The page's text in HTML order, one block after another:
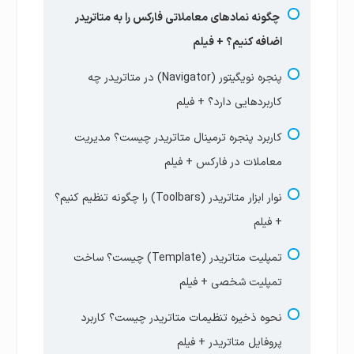
با چقدر سرمایه در فارکس معامله کنیم؟ حداقل
سرمایه مناسب ترید چقدره؟+ فیلم
قیمت جفت ارز فارکس چیست؟ پوینت و پیپ در
بازار فارکس + فیلم
آزمون جامع جلسه دوم | سواپ
چگونه نمادهای معاملاتی فارکس را به متاتریدر
اضافه کنیم؟ + فیلم
پنجره نویگیتور (Navigator) در متاتریدر چه
کاربردهایی دارد؟ + فیلم
کاربرد پنجره ترمینال متاتریدر چیست؟ مدیریت
معاملات در فارکس + فیلم
نوار ابزار متاتریدر (Toolbars) را چگونه تنظیم کنیم؟
+ فیلم
تمپلیت متاتریدر (Template) چیست؟ ساخت
تمپلیت شخصی + فیلم
نحوه ذخیره تنظیمات متاتریدر چیست؟ کاربرد
پروفایل متاتریدر + فیلم